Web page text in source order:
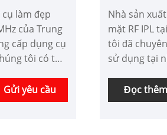
làm đẹp
của Trung
cấp dụng cụ
tôi có thể
nhu cầu
lợi thế về giá
Gửi yêu cầu
Nhà sản
mặt RF IPL
tôi đã
sử dụng tại
làm đẹp và
cũng như
Đọc thêm